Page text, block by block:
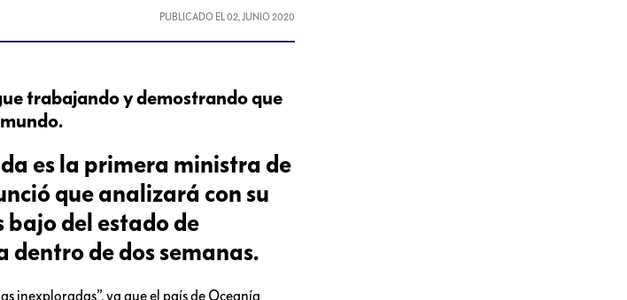
PUBLICADO EL02, JUNIO 2020
trabajando y demostrando que
es la primera ministra de
que analizará con su
del estado de
de dos semanas.
inexploradas”, ya que el país de Oceanía